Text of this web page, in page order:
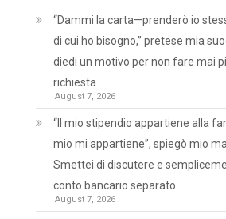
“Dammi la carta—prenderò io
di cui ho bisogno,” pretese mia
diedi un motivo per non fare mai
richiesta.
August 7, 2026
“Il mio stipendio appartiene alla
mio mi appartiene”, spiegò mio
Smettei di discutere e
conto bancario separato.
August 7, 2026